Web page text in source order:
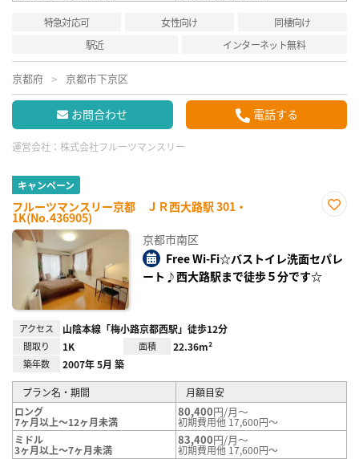
特急対応可 女性向け
同棲向け
駅近
インターネット無料
京都府 京都市下京区
お問合わせ 電話する
運営会社： 株式会社フルーツマンスリー
キャンペーン
フルーツマンスリー京都 ＪＲ西大路駅 301・
1K(No.436905)
録
京都市南区
Free Wi-Fi☆バストイレ洗面セパレ
ート♪西大路駅まで徒歩５分です☆
アクセス 山陰本線「梅小路京都西駅」徒歩12分
間取り 1K 面積 22.36m²
築年数 2007年 5月 築
プラン名・期間
月額目安
ロング
7ヶ月以上～12ヶ月未満
80,400円/月～
初期費用他 17,600円～
ミドル
3ヶ月以上～7ヶ月未満
83,400円/月～
初期費用他 17,600円～